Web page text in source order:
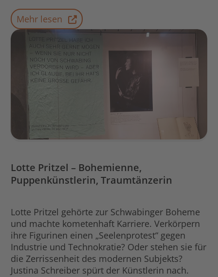
Mehr lesen
Lotte Pritzel – Bohemienne,
Puppenkünstlerin, Traumtänzerin
Lotte Pritzel gehörte zur Schwabinger Boheme
und machte kometenhaft Karriere. Verkörpern
ihre Figurinen einen „Seelenprotest“ gegen
Industrie und Technokratie? Oder stehen sie für
die Zerrissenheit des modernen Subjekts?
Justina Schreiber spürt der Künstlerin nach.